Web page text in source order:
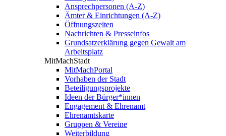
Ansprechpersonen (A-Z)
Ämter & Einrichtungen (A-Z)
Öffnungszeiten
Nachrichten & Presseinfos
Grundsatzerklärung gegen Gewalt am
Arbeitsplatz
MitMachStadt
MitMachPortal
Vorhaben der Stadt
Beteiligungsprojekte
Ideen der Bürger*innen
Engagement & Ehrenamt
Ehrenamtskarte
Gruppen & Vereine
Weiterbildung